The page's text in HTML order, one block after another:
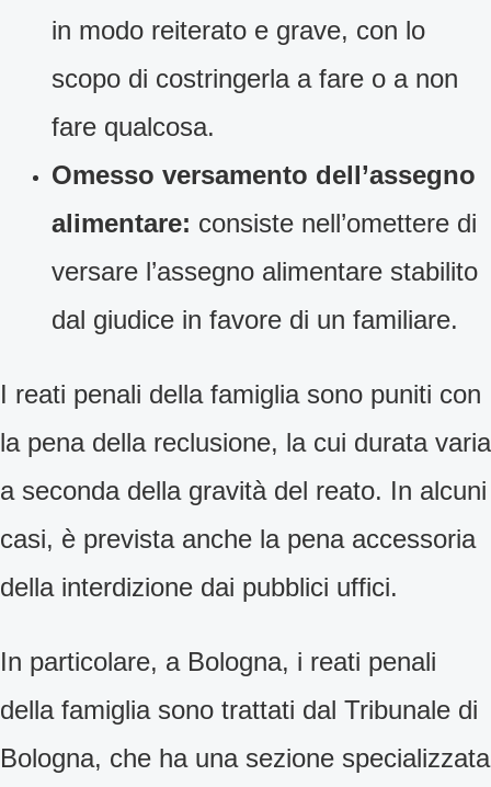
in modo reiterato e grave, con lo
scopo di costringerla a fare o a non
fare qualcosa.
Omesso versamento dell’assegno
alimentare: consiste nell’omettere di
versare l’assegno alimentare stabilito
dal giudice in favore di un familiare.
I reati penali della famiglia sono puniti con
la pena della reclusione, la cui durata varia
a seconda della gravità del reato. In alcuni
casi, è prevista anche la pena accessoria
della interdizione dai pubblici uffici.
In particolare, a Bologna, i reati penali
della famiglia sono trattati dal Tribunale di
Bologna, che ha una sezione specializzata